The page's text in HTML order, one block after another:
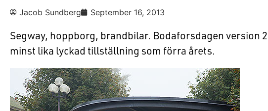
Jacob Sundberg September 16, 2013
Segway, hoppborg, brandbilar. Bodaforsdagen version
minst lika lyckad tillställning som förra årets.